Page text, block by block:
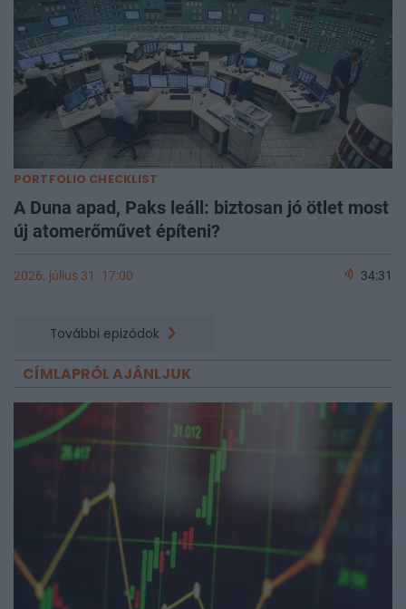
PORTFOLIO CHECKLIST
A Duna apad, Paks leáll: biztosan jó ötlet most
új atomerőművet építeni?
2026. július 31. 17:00 34:31
További epizódok
CÍMLAPRÓL AJÁNLJUK